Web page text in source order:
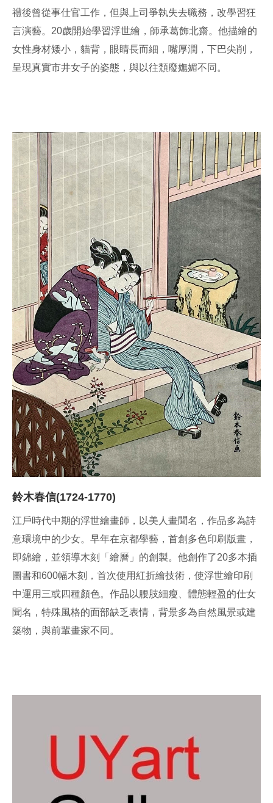
禮後曾從事仕官工作，但與上司爭執失去職務，改學習狂
言演藝。20歲開始學習浮世繪，師承葛飾北齋。他描繪的
女性身材矮小，貓背，眼睛長而細，嘴厚潤，下巴尖削，
呈現真實市井女子的姿態，與以往頹廢嫵媚不同。
鈴木春信(1724-1770)
江戶時代中期的浮世繪畫師，以美人畫聞名，作品多為詩
意環境中的少女。早年在京都學藝，首創多色印刷版畫，
即錦繪，並領導木刻「繪曆」的創製。他創作了20多本插
圖書和600幅木刻，首次使用紅折繪技術，使浮世繪印刷
中運用三或四種顏色。作品以腰肢細瘦、體態輕盈的仕女
聞名，特殊風格的面部缺乏表情，背景多為自然風景或建
築物，與前輩畫家不同。